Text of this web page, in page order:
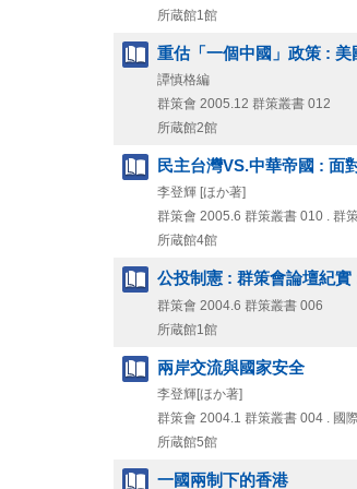
所蔵館1館
重估「一個中國」政策 :
譚慎格編
群策會 2005.12 群策叢書 012
所蔵館2館
民主台灣VS.中華帝國 : 面
李登輝 [ほか著]
群策會 2005.6 群策叢書 010 . 群
所蔵館4館
公投制憲 : 群策會論壇紀實
群策會 2004.6 群策叢書 006
所蔵館1館
兩岸交流與國家安全
李登輝[ほか著]
群策會 2004.1 群策叢書 004 . 國
所蔵館5館
一國兩制下的香港